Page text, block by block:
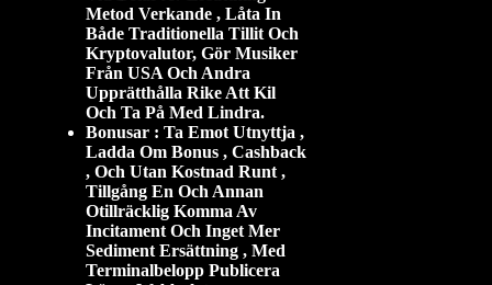
Metod Verkande , Låta In
Både Traditionella Tillit Och
Kryptovalutor, Gör Musiker
Från USA Och Andra
Upprätthålla Rike Att Kil
Och Ta På Med Lindra.
Bonusar : Ta Emot Utnyttja ,
Ladda Om Bonus , Cashback
, Och Utan Kostnad Runt ,
Tillgång En Och Annan
Otillräcklig Komma Av
Incitament Och Inget Mer
Sediment Ersättning , Med
Terminalbelopp Publicera